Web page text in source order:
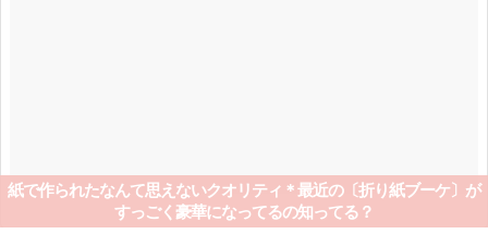
紙で作られたなんて思えないクオリティ＊最近の〔折り紙ブーケ〕が
すっごく豪華になってるの知ってる？